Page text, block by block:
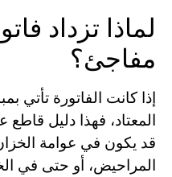
لماذا تزداد
مفاجئ؟
إذا كانت الفاتورة تأتي
المعتاد، فهذا دليل
قد يكون في عوامة
المراحيض، أو حتى في